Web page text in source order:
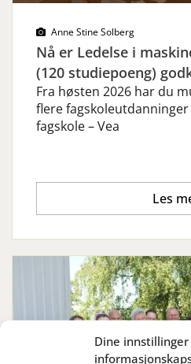
Dine
Anne Stine Solberg
Nå er Ledelse i
(120 studiepoeng)
Fra høsten 2026 har du
flere
fagskole – Vea
Les